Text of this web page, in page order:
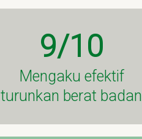
9/10
Mengaku efektif
turunkan berat badan